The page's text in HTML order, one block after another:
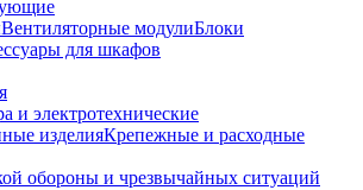
Вентиляторные модулиБлоки
для шкафов
и электротехнические
изделияКрепежные и расходные
обороны и чрезвычайных ситуаций